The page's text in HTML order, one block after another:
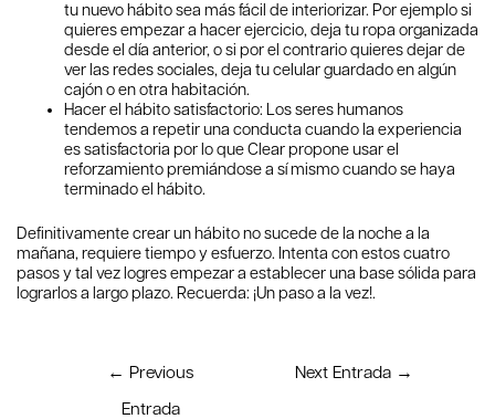
tu nuevo hábito sea más fácil de interiorizar. Por ejemplo si
quieres empezar a hacer ejercicio, deja tu ropa organizada
desde el día anterior, o si por el contrario quieres dejar de
ver las redes sociales, deja tu celular guardado en algún
cajón o en otra habitación.
Hacer el hábito satisfactorio: Los seres humanos
tendemos a repetir una conducta cuando la experiencia
es satisfactoria por lo que Clear propone usar el
reforzamiento premiándose a sí mismo cuando se haya
terminado el hábito.
Definitivamente crear un hábito no sucede de la noche a la
mañana, requiere tiempo y esfuerzo. Intenta con estos cuatro
pasos y tal vez logres empezar a establecer una base sólida para
lograrlos a largo plazo. Recuerda: ¡Un paso a la vez!.
← Previous
Entrada
Next Entrada →